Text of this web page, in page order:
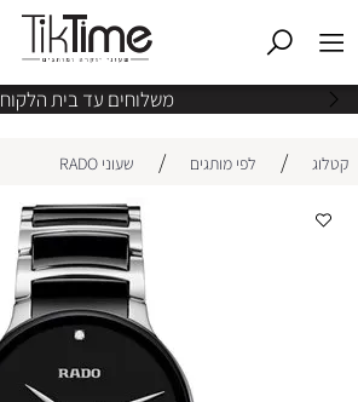
משלוחים עד בית הלקוח
קטלוג / לפי מותגים / שעוני RADO